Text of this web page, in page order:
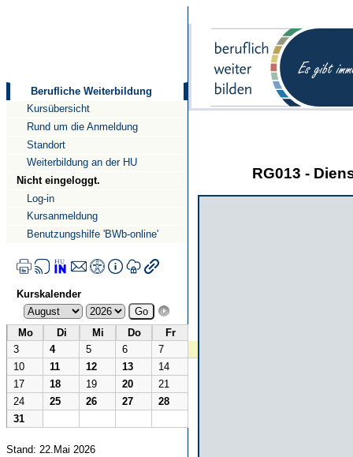
Berufliche Weiterbildung
Kursübersicht
Rund um die Anmeldung
Standort
Weiterbildung an der HU
Nicht eingeloggt.
Log-in
Kursanmeldung
Benutzungshilfe 'BWb-online'
Kurskalender
Mo Di Mi Do
Fr
3
4 5 6
7
10
11 12 13
14
17
18 19 20
21
24
25 26 27
28
31
Stand: 22.Mai 2026
RG013 -